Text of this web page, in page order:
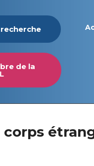
de la
corps